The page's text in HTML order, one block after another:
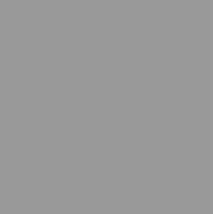
En
des
des
et